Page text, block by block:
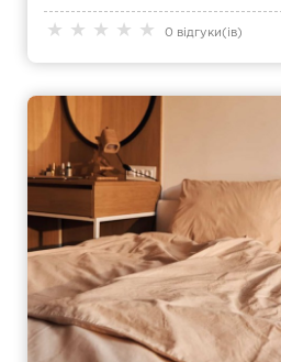
★ ★ ★ ★ ★ 0 відгуки(ів)